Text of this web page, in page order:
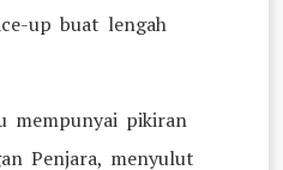
up buat lengah
mempunyai pikiran
Penjara, menyulut